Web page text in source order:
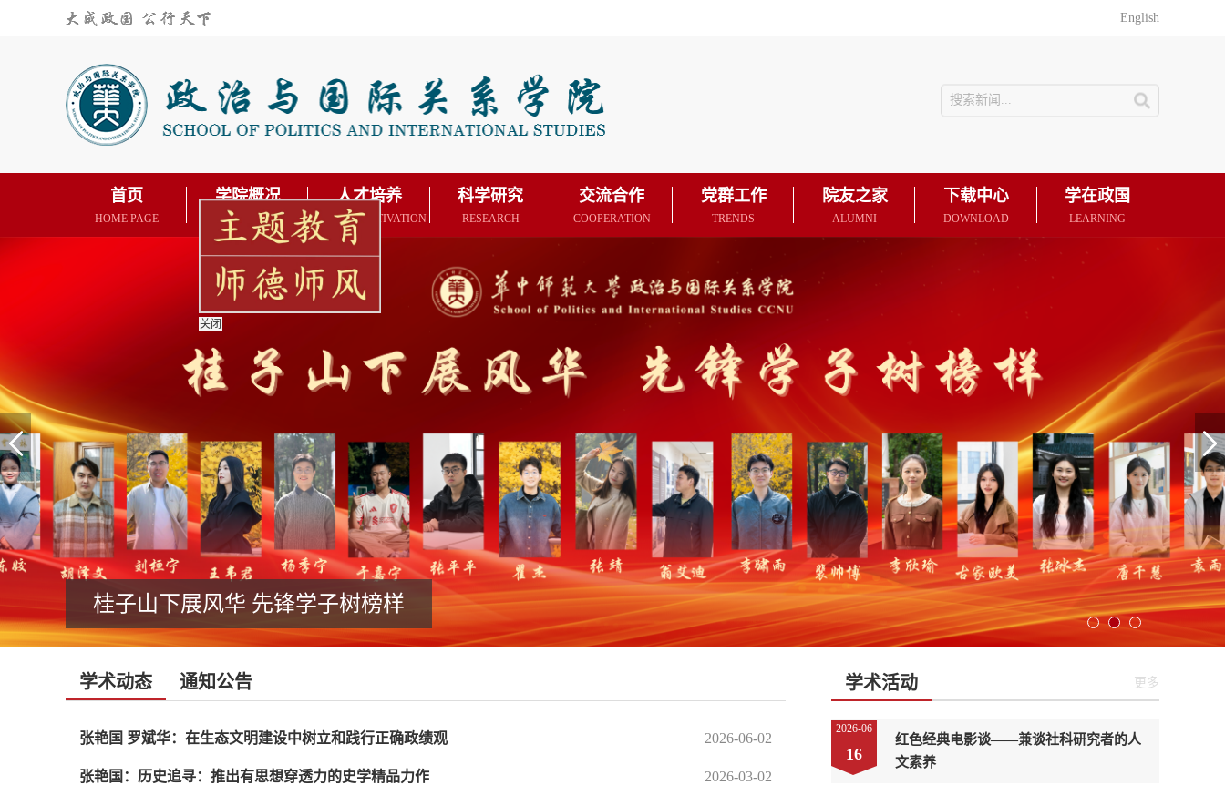
English
首页
HOME PAGE
学院概况
SCHOOL PROFILE
人才培养
TALENT CULTIVATION
科学研究
RESEARCH
交流合作
COOPERATION
党群工作
TRENDS
院友之家
ALUMNI
下载中心
DOWNLOAD
学在政国
LEARNING
桂子山下展风华 先锋学子树榜样
学术动态 通知公告
张艳国 罗斌华：在生态文明建设中树立和践行正确政绩观 2026-06-02
张艳国：历史追寻：推出有思想穿透力的史学精品力作 2026-03-02
学术活动 更多
2026-06
16
红色经典电影谈——兼谈社科研究者的人
文素养
关闭